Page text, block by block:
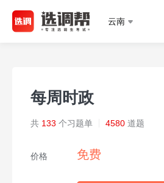
云南
每周时政
共 133 个习题单 4580 道题
价格 免费